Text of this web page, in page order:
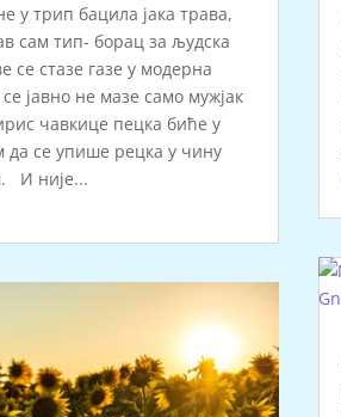
у трип бацила јака трава,
сам тип- борац за људска
се стазе газе у модерна
јавно не мазе само мужјак
чавкице пецка биће у
да се упише рецка у чину
И није...